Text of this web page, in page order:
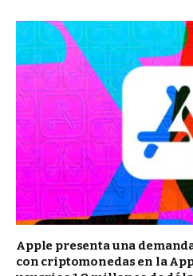
Apple presenta una
con criptomonedas en la